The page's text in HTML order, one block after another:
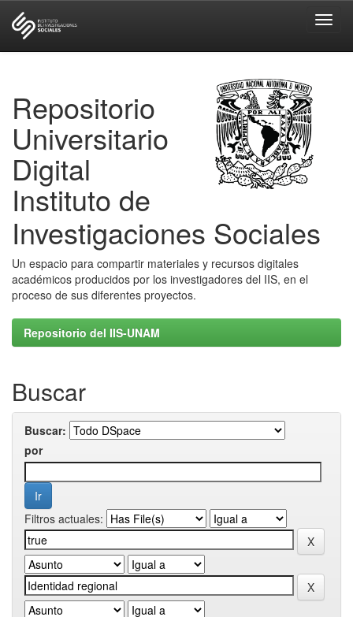
Repositorio
Universitario
Digital
Instituto de
Investigaciones Sociales
Un espacio para compartir materiales y recursos digitales
académicos producidos por los investigadores del IIS, en el
proceso de sus diferentes proyectos.
Repositorio del IIS-UNAM
Buscar
Buscar:
por
Filtros actuales: